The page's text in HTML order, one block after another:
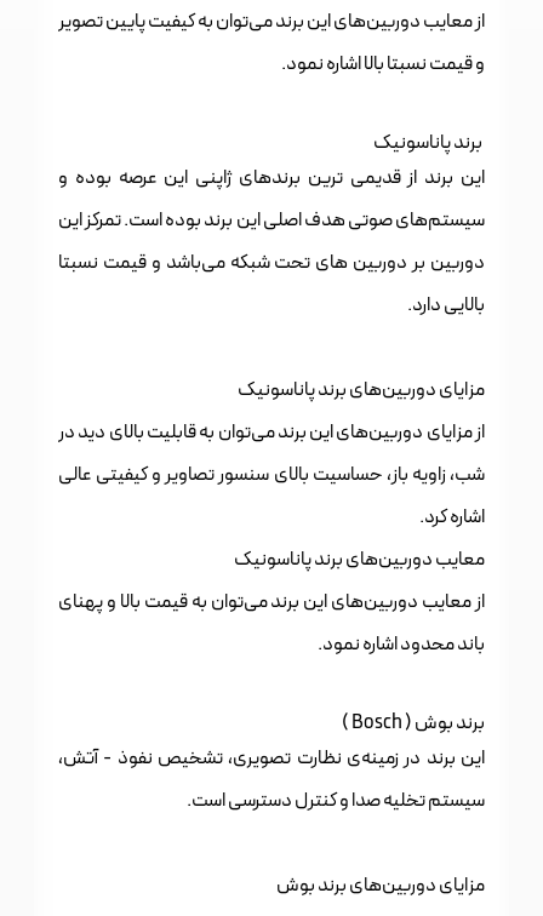
از معایب دوربین‌های این برند می‌توان به کیفیت پایین تصویر
و قیمت نسبتا بالا اشاره نمود.
برند پاناسونیک
این برند از قدیمی ترین برندهای ژاپنی این عرصه بوده و
سیستم‌های صوتی هدف اصلی این برند بوده است. تمرکز این
دوربین بر دوربین های تحت شبکه می‌باشد و قیمت نسبتا
بالایی دارد.
مزایای دوربین‌های برند پاناسونیک
از مزایای دوربین‌های این برند می‌توان به قابلیت بالای دید در
شب، زاویه باز، حساسیت بالای سنسور تصاویر و کیفیتی عالی
اشاره کرد.
معایب دوربین‌های برند پاناسونیک
از معایب دوربین‌های این برند می‌توان به قیمت بالا و پهنای
باند محدود اشاره نمود.
برند بوش ( Bosch )
این برند در زمینه‌ی نظارت تصویری، تشخیص نفوذ - آتش،
سیستم تخلیه صدا و کنترل دسترسی است.
مزایای دوربین‌های برند بوش